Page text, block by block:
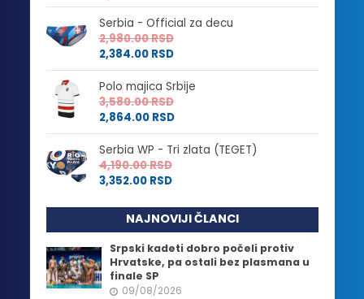
Serbia - Official za decu
2,980.00RSD
2,384.00 RSD
Polo majica Srbije
3,580.00RSD
2,864.00 RSD
Serbia WP - Tri zlata (TEGET)
4,190.00RSD
3,352.00 RSD
NAJNOVIJI ČLANCI
Srpski kadeti dobro počeli protiv
Hrvatske, pa ostali bez plasmana u
finale SP
09/08/2026